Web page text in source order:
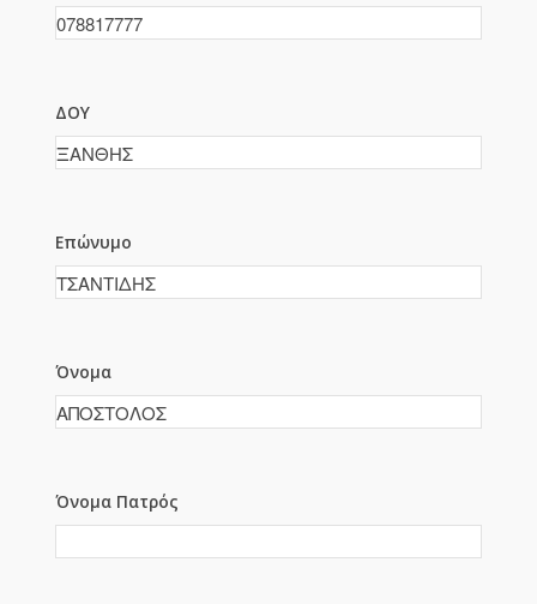
ΔΟΥ
Επώνυμο
Όνομα
Όνομα Πατρός